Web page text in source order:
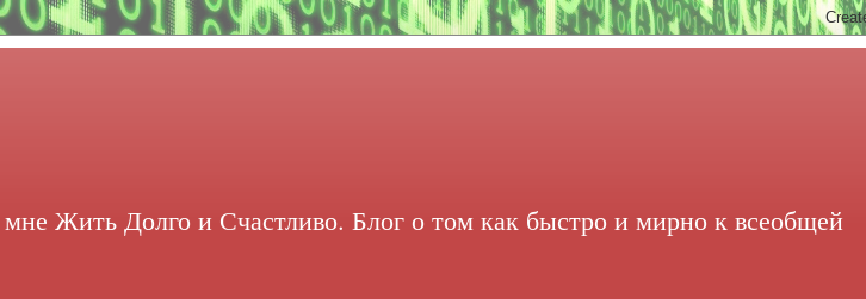
Жить Долго и Счастливо. Блог о том как быстро и мирно к всеобщей